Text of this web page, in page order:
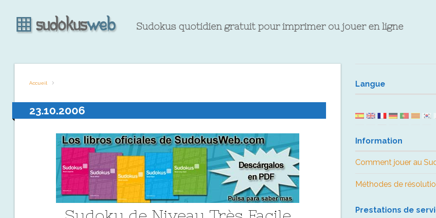
Sudokus quotidien gratuit pour imprimer ou jouer en ligne
Accueil
23.10.2006
Langue
Information
Comment jouer au
Méthodes de
Prestations de